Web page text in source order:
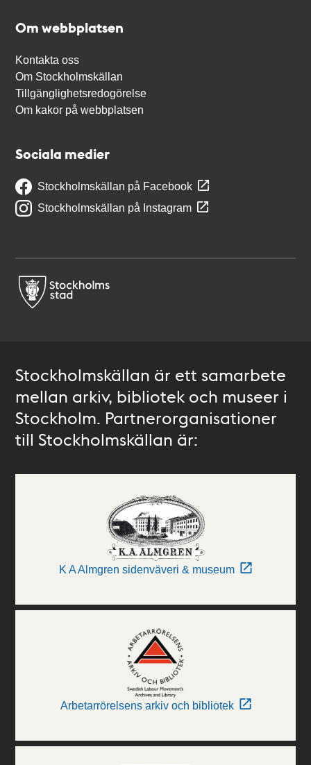
Om webbplatsen
Kontakta oss
Om Stockholmskällan
Tillgänglighetsredogörelse
Om kakor på webbplatsen
Sociala medier
Stockholmskällan på Facebook
Stockholmskällan på Instagram
Stockholmskällan är ett samarbete
mellan arkiv, bibliotek och museer i
Stockholm. Partnerorganisationer
till Stockholmskällan är:
K A Almgren sidenväveri & museum
Arbetarrörelsens arkiv och bibliotek